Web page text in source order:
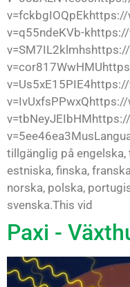
v=q55ndeKVb-
tillgänglig på engelska,
estniska, finska,
norska, polska,
svenska.This vid
Paxi -